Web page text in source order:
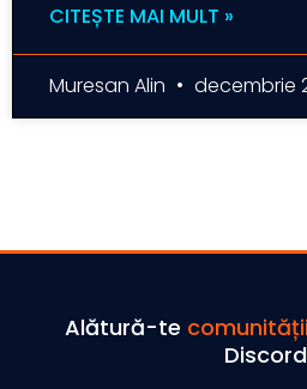
CITEȘTE MAI MULT »
Muresan Alin decembrie
Alătură-te comunității